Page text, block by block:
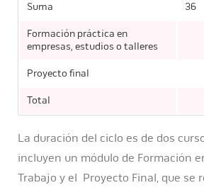
Suma 36
Formación práctica en
empresas, estudios o talleres
Proyecto final
Total
La duración del ciclo es de dos
incluyen un módulo de Formación
Trabajo y el Proyecto Final, que se